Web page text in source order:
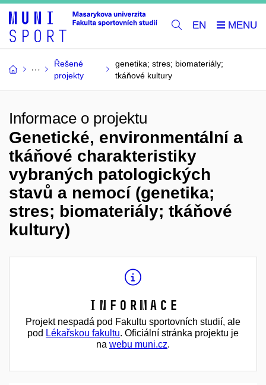
EN
Řešené
projekty
genetika; stres; biomateriály;
tkáňové kultury
Informace o projektu
Genetické, environmentální a
tkáňové charakteristiky
vybraných patologických
stavů a nemocí (genetika;
stres; biomateriály; tkáňové
kultury)
Informace
Projekt nespadá pod Fakultu sportovních studií, ale
pod Lékařskou fakultu. Oficiální stránka projektu je
na webu muni.cz.